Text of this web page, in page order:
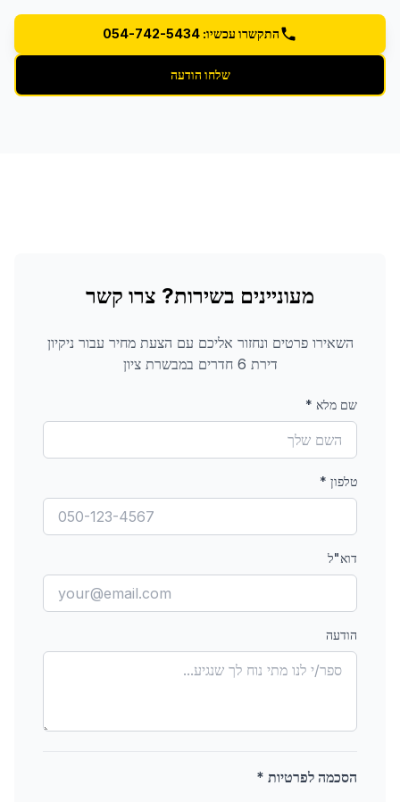
התקשרו עכשיו: 054-742-5434
שלחו הודעה
מעוניינים בשירות? צרו קשר
השאירו פרטים ונחזור אליכם עם הצעת מחיר עבור ניקיון
דירת 6 חדרים
במבשרת ציון
שם מלא *
טלפון *
דוא"ל
הודעה
הסכמה לפרטיות *